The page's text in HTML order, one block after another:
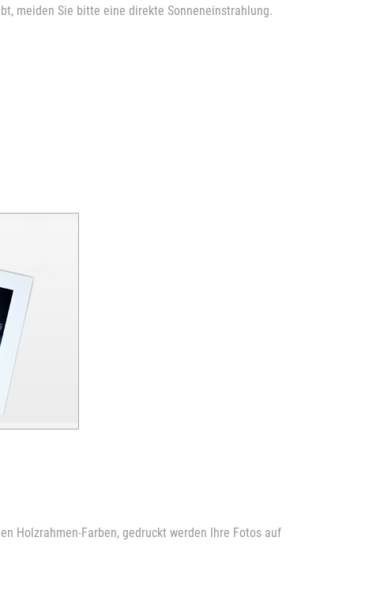
meiden Sie bitte eine direkte Sonneneinstrahlung.
Holzrahmen-Farben, gedruckt werden Ihre Fotos auf